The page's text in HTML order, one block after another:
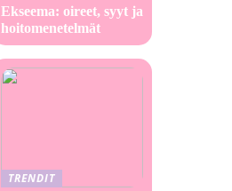
Ekseema: oireet, syyt ja
hoitomenetelmät
TRENDIT